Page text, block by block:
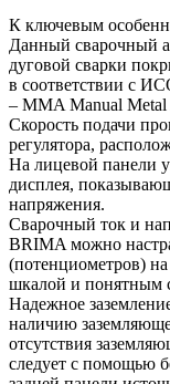
К ключевым
Данный сварочный
дуговой сварки
в соответствии с
– MMA Manual Metal
Скорость подачи
регулятора,
На лицевой панели
дисплея,
напряжения.
Сварочный ток и
BRIMA можно
(потенциометров)
шкалой и понятным
Надежное
наличию
отсутствия
следует с помощью